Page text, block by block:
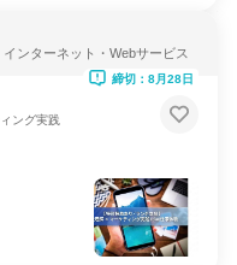
ンターネット・Webサービス
ング実践
締切：8月28日